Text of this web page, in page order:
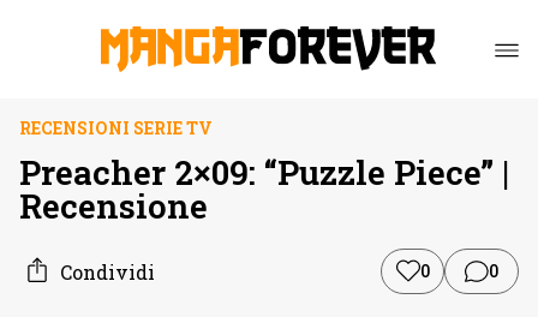
RECENSIONI SERIE TV
Preacher 2×09: “Puzzle Piece” |
Recensione
Condividi 0 0